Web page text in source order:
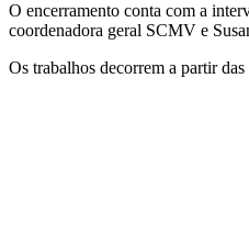
O encerramento conta com a
coordenadora geral SCMV e
Os trabalhos decorrem a partir das